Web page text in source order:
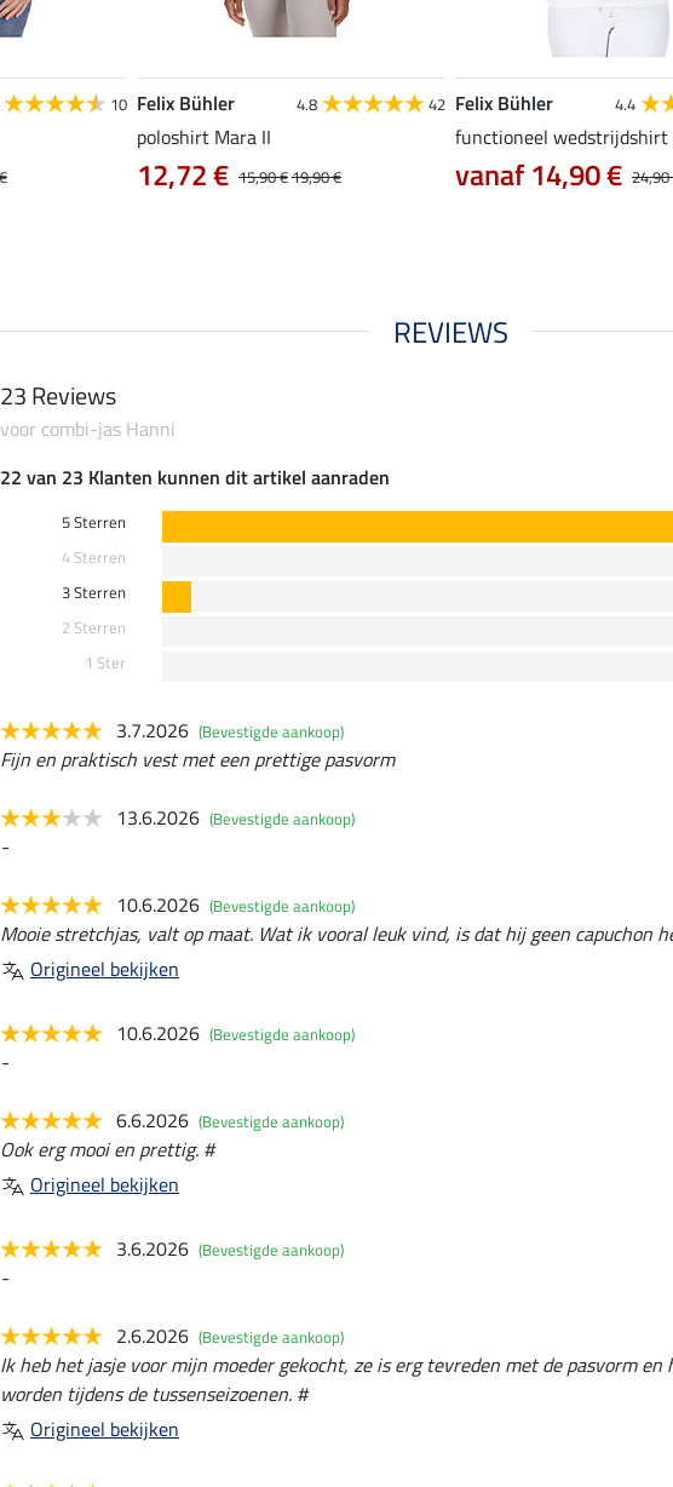
10 Felix Bühler 4.8 42
poloshirt Mara II
15,90 €19,90 €
12,72 €
Felix Bühler 4.4
functioneel wedstrijdshirt
vanaf 14,90 €
REVIEWS
23 Reviews
voor combi-jas Hanni
22 van 23 Klanten kunnen dit artikel aanraden
5 Sterren
4 Sterren
3 Sterren
2 Sterren
1 Ster
3.7.2026 (Bevestigde aankoop)
Fijn en praktisch vest met een prettige pasvorm
13.6.2026 (Bevestigde aankoop)
-
10.6.2026 (Bevestigde aankoop)
Mooie stretchjas, valt op maat. Wat ik vooral leuk vind, is dat hij geen capuchon
Origineel bekijken
10.6.2026 (Bevestigde aankoop)
-
6.6.2026 (Bevestigde aankoop)
Ook erg mooi en prettig. #
Origineel bekijken
3.6.2026 (Bevestigde aankoop)
-
2.6.2026 (Bevestigde aankoop)
Ik heb het jasje voor mijn moeder gekocht, ze is erg tevreden met de pasvorm en
worden tijdens de tussenseizoenen. #
Origineel bekijken